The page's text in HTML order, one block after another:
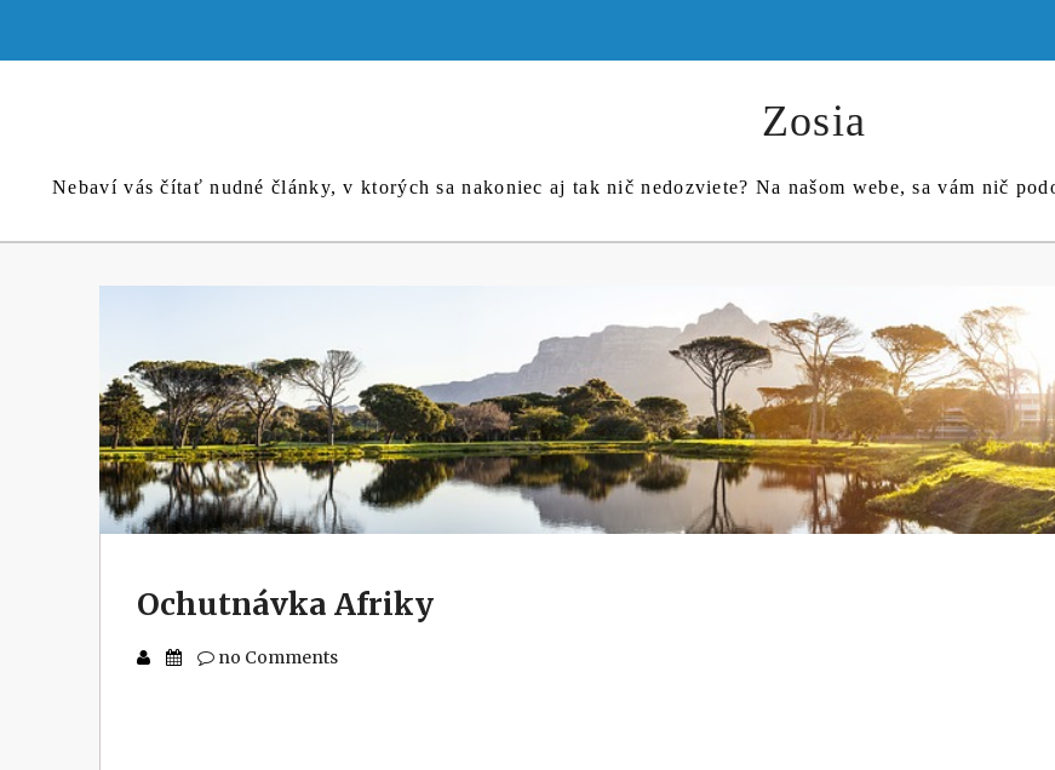
content
Zosia
Nebaví vás čítať nudné články, v ktorých sa nakoniec aj tak nič nedozviete? Na našom webe, sa vám nič
Ochutnávka Afriky
no Comments